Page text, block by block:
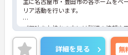
て、顧客向け営業の
迎 ■高価格帯（対
品や会員制事業での
リア活動を行います。
ご興味をお持ちの方には詳細の情報や
トをお伝えしますのでお気軽にお問い
いませ
詳細を見る 無